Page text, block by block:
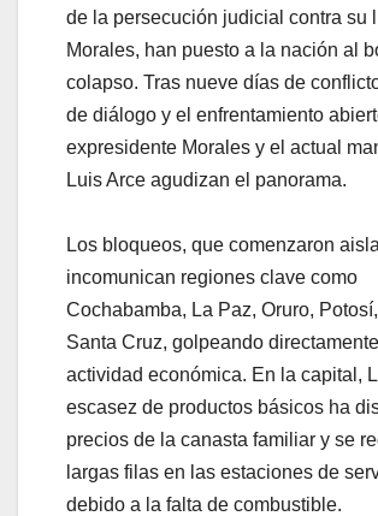
de la persecución judicial contra su
Morales, han puesto a la nación al
colapso. Tras nueve días de
de diálogo y el enfrentamiento
expresidente Morales y el actual
Luis Arce agudizan el panorama.
Los bloqueos, que comenzaron
incomunican regiones clave como
Cochabamba, La Paz, Oruro,
Santa Cruz, golpeando
actividad económica. En la capital,
escasez de productos básicos ha
precios de la canasta familiar y se
largas filas en las estaciones de
debido a la falta de combustible.